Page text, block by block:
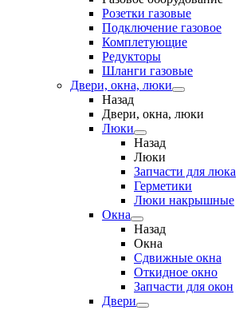
Розетки газовые
Подключение газовое
Комплетующие
Редукторы
Шланги газовые
Двери, окна, люки
Назад
Двери, окна, люки
Люки
Назад
Люки
Запчасти для люка
Герметики
Люки накрышные
Окна
Назад
Окна
Сдвижные окна
Откидное окно
Запчасти для окон
Двери